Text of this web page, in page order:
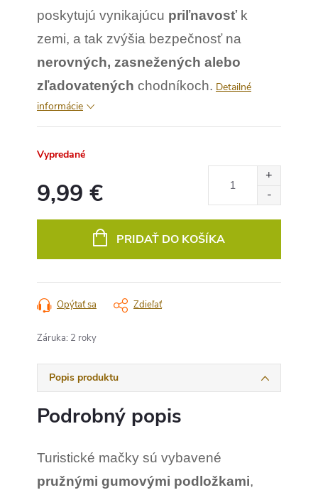
poskytujú vynikajúcu priľnavosť k
zemi, a tak zvýšia bezpečnosť na
nerovných, zasnežených alebo
zľadovatených chodníkoch. Detailné
informácie
Vypredané
9,99 €
PRIDAŤ DO KOŠÍKA
Opýtať sa Zdieľať
Záruka: 2 roky
Popis produktu
Podrobný popis
Turistické mačky sú vybavené
pružnými gumovými podložkami,